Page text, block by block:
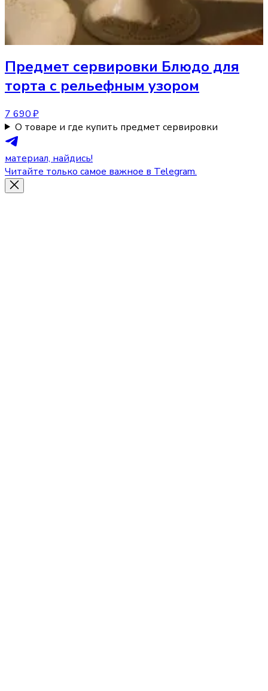
Предмет сервировки Блюдо для
торта с рельефным узором
7 690 ₽
О товаре и где купить предмет сервировки
материал, найдись!
Читайте только самое важное в Telegram.